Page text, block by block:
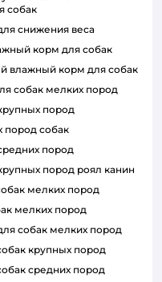
собак
снижения веса
корм для собак
влажный корм для собак
собак мелких пород
пород
пород собак
пород
пород роял канин
мелких пород
мелких пород
собак мелких пород
крупных пород
средних пород